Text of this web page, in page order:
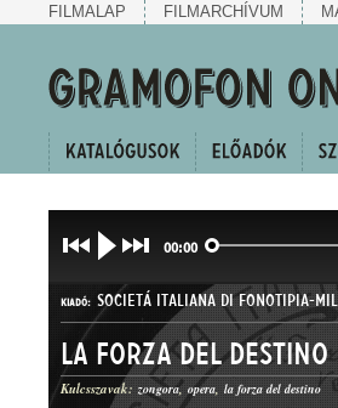
FILMALAP FILMARCHÍVUM
00:00
KIADÓ: SOCIETÁ ITALIANA DI FONOTIPIA-
La forza del destino
Kulcsszavak: zongora opera la forza del destino